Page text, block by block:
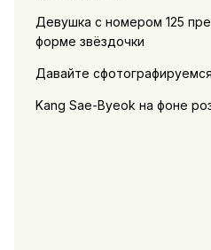
Девушка с номером 125
форме звёздочки
Давайте
Kang Sae-Byeok на фоне